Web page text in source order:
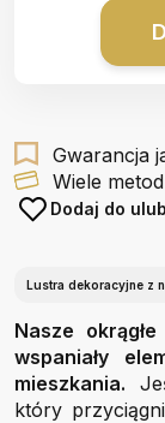
Gwarancja
Wiele
Dodaj do
Lustra dekoracyjne z
Nasze
wspaniały
mieszkania.
który